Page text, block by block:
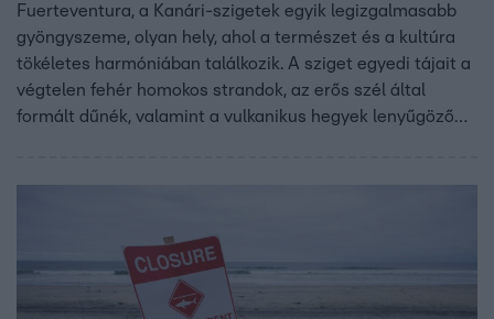
Fuerteventura, a Kanári-szigetek egyik legizgalmasabb
gyöngyszeme, olyan hely, ahol a természet és a kultúra
tökéletes harmóniában találkozik. A sziget egyedi tájait a
végtelen fehér homokos strandok, az erős szél által
formált dűnék, valamint a vulkanikus hegyek lenyűgöző
igencsak gazdag.